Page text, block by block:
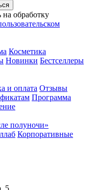
обработку
Косметика
Новинки Бестселлеры
и оплата Отзывы
Программа
полуночи»
Корпоративные
5